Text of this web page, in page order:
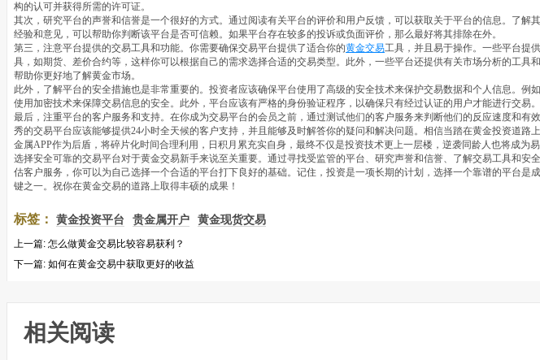
构的认可并获得所需的许可证。
其次，研究平台的声誉和信誉是一个很好的方式。通过阅读有关平台的评价和用户反馈，可以获取关于平台的信息。了解
经验和意见，可以帮助你判断该平台是否可信赖。如果平台存在较多的投诉或负面评价，那么最好将其排除在外。
第三，注意平台提供的交易工具和功能。你需要确保交易平台提供了适合你的黄金交易工具，并且易于操作。一些平台提
具，如期货、差价合约等，这样你可以根据自己的需求选择合适的交易类型。此外，一些平台还提供有关市场分析的工具和
帮助你更好地了解黄金市场。
此外，了解平台的安全措施也是非常重要的。投资者应该确保平台使用了高级的安全技术来保护交易数据和个人信息。例
使用加密技术来保障交易信息的安全。此外，平台应该有严格的身份验证程序，以确保只有经过认证的用户才能进行交易。
最后，注重平台的客户服务和支持。在你成为交易平台的会员之前，通过测试他们的客户服务来判断他们的反应速度和有
秀的交易平台应该能够提供24小时全天候的客户支持，并且能够及时解答你的疑问和解决问题。相信当踏在黄金投资道路
金属APP作为后盾，将碎片化时间合理利用，日积月累充实自身，最终不仅是投资技术更上一层楼，逆袭同龄人也将成为
选择安全可靠的交易平台对于黄金交易新手来说至关重要。通过寻找受监管的平台、研究声誉和信誉、了解交易工具和安
估客户服务，你可以为自己选择一个合适的平台打下良好的基础。记住，投资是一项长期的计划，选择一个靠谱的平台是
键之一。祝你在黄金交易的道路上取得丰硕的成果！
标签： 黄金投资平台 贵金属开户 黄金现货交易
上一篇: 怎么做黄金交易比较容易获利？
下一篇: 如何在黄金交易中获取更好的收益
相关阅读